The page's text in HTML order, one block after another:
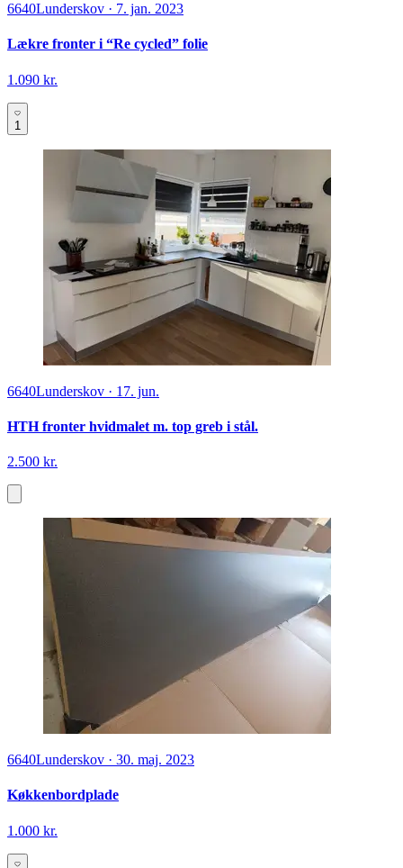
6640Lunderskov · 7. jan. 2023
Lækre fronter i “Re cycled” folie
1.090 kr.
1
6640Lunderskov · 17. jun.
HTH fronter hvidmalet m. top greb i stål.
2.500 kr.
6640Lunderskov · 30. maj. 2023
Køkkenbordplade
1.000 kr.